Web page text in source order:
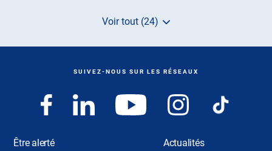
Voir tout (24)
de
de
de
SUIVEZ-NOUS SUR LES RÉSEAUX
Être alerté
Actualités